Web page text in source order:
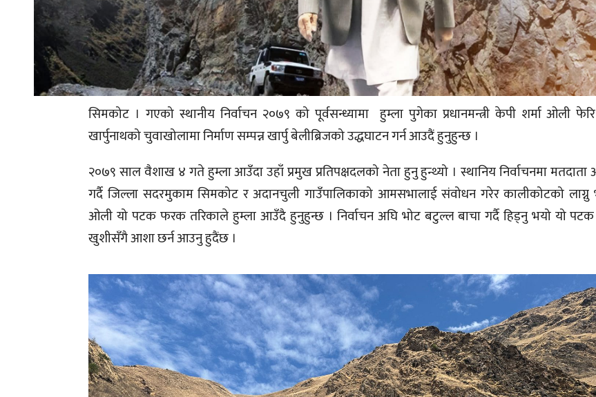
सिमकोट । गएको स्थानीय निर्वाचन २०७९ को पूर्वसन्ध्यामा हुम्ला पुगेका प्रधानमन्त्री केपी शर्मा
खार्पुनाथको चुवाखोलामा निर्माण सम्पन्न खार्पु बेलीब्रिजको उद्धघाटन गर्न आउदैं हुनुहुन्छ ।
२०७९ साल वैशाख ४ गते हुम्ला आउँदा उहाँ प्रमुख प्रतिपक्षदलको नेता हुनु हुन्थ्यो । स्थानिय निर्वाचनमा मतदाता
गर्दै जिल्ला सदरमुकाम सिमकोट र अदानचुली गाउँपालिकाको आमसभालाई संवोधन गरेर कालीकोटको लाग्नु
ओली यो पटक फरक तरिकाले हुम्ला आउँदै हुनुहुन्छ । निर्वाचन अघि भोट बटुल्ल बाचा गर्दै हिड्नु भयो यो
खुशीसँगै आशा छर्न आउनु हुदैंछ ।